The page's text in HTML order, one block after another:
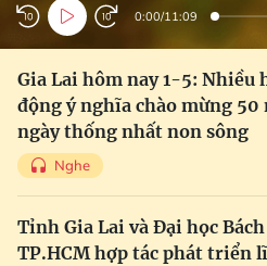
0:00/11:09
Gia Lai hôm nay 1-5: Nhiều
động ý nghĩa chào mừng 50
ngày thống nhất non sông
Nghe
Tỉnh Gia Lai và Đại học
TP.HCM hợp tác phát triển